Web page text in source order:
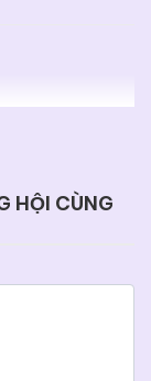
HỘI CÙNG